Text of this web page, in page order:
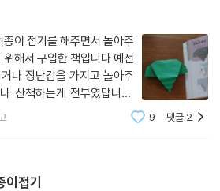
빙글
이 접기를 해주면서 놀아주
해서 구입한 책입니다.예전
나 장난감을 가지고 놀아주
산책하는게 전부였답니다.
엔 문득 장난감 보다는 그림
9 댓글 2
이접기